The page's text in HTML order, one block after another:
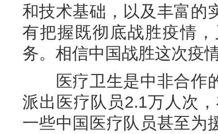
和技术基础，以及丰富的
有把握既彻底战胜疫情
务。相信中国战胜这次疫
医疗卫生是中非合作的
派出医疗队员2.1万人次
一些中国医疗队员甚至为